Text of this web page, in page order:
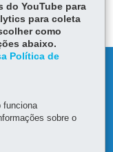
do YouTube para
para coleta
como
abaixo.
Política de
funciona
sobre o